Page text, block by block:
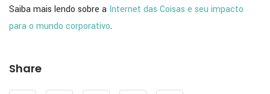
Saiba mais lendo sobre a Internet das Coisas e seu impacto
para o mundo corporativo.
Share